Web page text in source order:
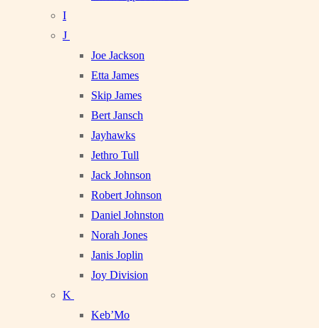
I
J
Joe Jackson
Etta James
Skip James
Bert Jansch
Jayhawks
Jethro Tull
Jack Johnson
Robert Johnson
Daniel Johnston
Norah Jones
Janis Joplin
Joy Division
K
Keb’Mo